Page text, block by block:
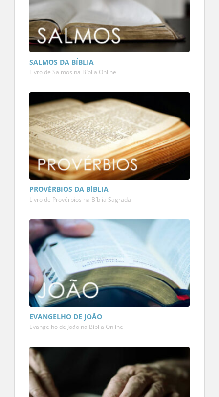
SALMOS DA BÍBLIA
Livro de Salmos na Bíblia Online
PROVÉRBIOS DA BÍBLIA
Livro de Provérbios na Bíblia Sagrada
EVANGELHO DE JOÃO
Evangelho de João na Bíblia Online